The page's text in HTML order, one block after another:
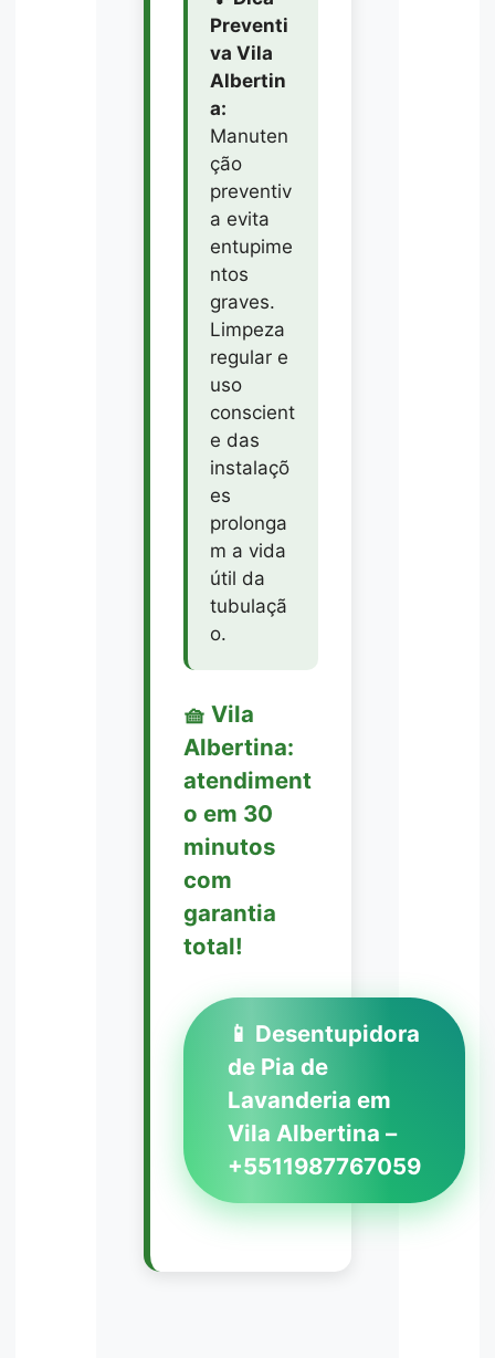
Preventi
va Vila
Albertin
a:
Manuten
ção
preventiv
a evita
entupime
ntos
graves.
Limpeza
regular e
uso
conscient
e das
instalaçõ
es
prolonga
m a vida
útil da
tubulaçã
o.
🧺 Vila
Albertina:
atendiment
o em 30
minutos
com
garantia
total!
📱 Desentupidora
de Pia de
Lavanderia em
Vila Albertina –
+5511987767059